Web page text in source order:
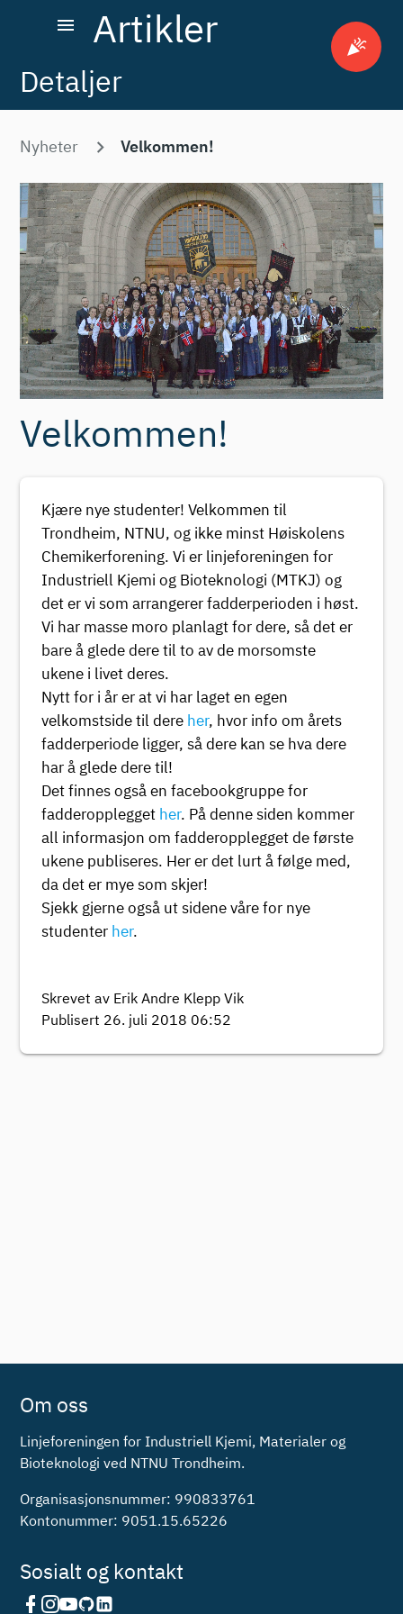
menu Artikler
Detaljer
celebration
Nyheter Velkommen!
Velkommen!
Kjære nye studenter! Velkommen til
Trondheim, NTNU, og ikke minst Høiskolens
Chemikerforening. Vi er linjeforeningen for
Industriell Kjemi og Bioteknologi (MTKJ) og
det er vi som arrangerer fadderperioden i høst.
Vi har masse moro planlagt for dere, så det er
bare å glede dere til to av de morsomste
ukene i livet deres.
Nytt for i år er at vi har laget en egen
velkomstside til dere her, hvor info om årets
fadderperiode ligger, så dere kan se hva dere
har å glede dere til!
Det finnes også en facebookgruppe for
fadderopplegget her. På denne siden kommer
all informasjon om fadderopplegget de første
ukene publiseres. Her er det lurt å følge med,
da det er mye som skjer!
Sjekk gjerne også ut sidene våre for nye
studenter her.
Skrevet av Erik Andre Klepp Vik
Publisert 26. juli 2018 06:52
Om oss
Linjeforeningen for Industriell Kjemi, Materialer og
Bioteknologi ved NTNU Trondheim.
Organisasjonsnummer: 990833761
Kontonummer: 9051.15.65226
Sosialt og kontakt